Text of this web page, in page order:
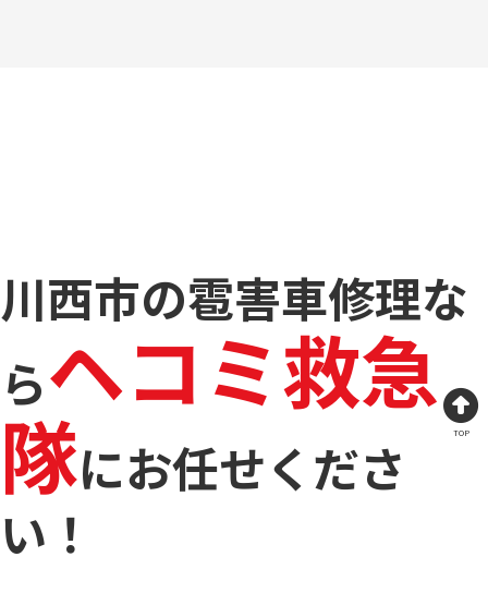
川西市の雹害車修理な
らヘコミ救急
隊にお任せくださ
い！
TOP